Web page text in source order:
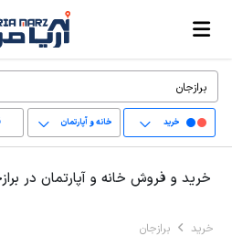
خرید خانه و آپارتمان
خرید و فروش خانه و آپارتمان در
خرید برازجان